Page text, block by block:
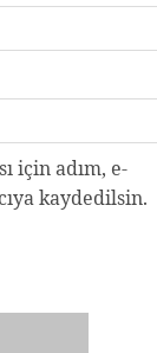
için adım, e-
kaydedilsin.